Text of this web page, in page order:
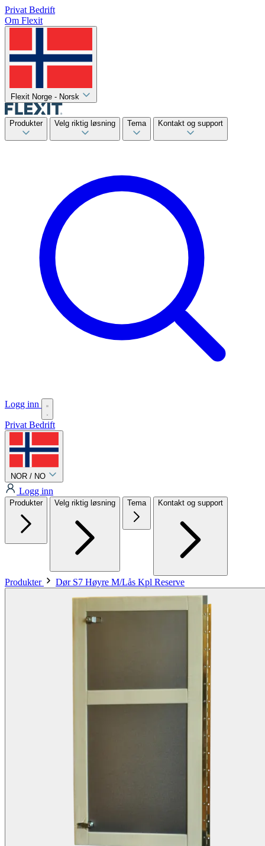
Privat Bedrift
Om Flexit
Flexit Norge - Norsk
Produkter Velg riktig løsning Tema Kontakt og support
Logg inn
Privat Bedrift
NOR / NO
Logg inn
Produkter Velg riktig løsning Tema Kontakt og support
Produkter Dør S7 Høyre M/Lås Kpl Reserve